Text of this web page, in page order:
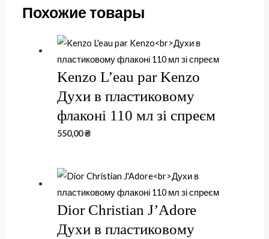
Похожие товары
Kenzo L’eau par Kenzo
Духи в пластиковому
флаконі 110 мл зі спреєм
550,00₴
Dior Christian J’Adore
Духи в пластиковому